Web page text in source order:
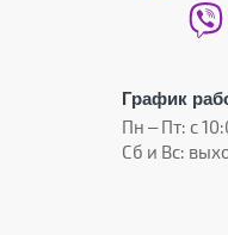
График
Пн – Пт: с
Сб и Вс: